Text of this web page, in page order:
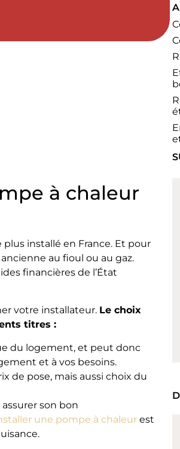
à chaleur
installé en France. Et pour
au fioul ou au gaz.
financières de l’État
votre installateur. Le choix
titres :
du logement, et peut donc
et à vos besoins.
de pose, mais aussi choix du
son bon
une pompe à chaleurest